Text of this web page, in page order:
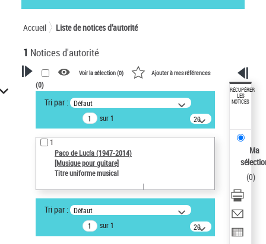
Accueil Liste de notices d’autorité
1 Notices d'autorité
VOTRE RECHERCHE
Recherche avancée dans les
notices d’autorité
Œuvres liées à l'auteur :
Paco de Lucía (1947-2014)
Auteur d’œuvre
Type de notice d'autorité
Titre uniforme musical
Pays
Voir la sélection (0) Ajouter à mes références
(0)
Tri par : Défaut
sur 1
20
résultats/page
1
Paco de Lucía (1947-2014)
[Musique pour guitare]
Titre uniforme musical
Tri par : Défaut
sur 1
20
résultats/page
RÉCUPÉRER
LES
NOTICES
Ma
(0)